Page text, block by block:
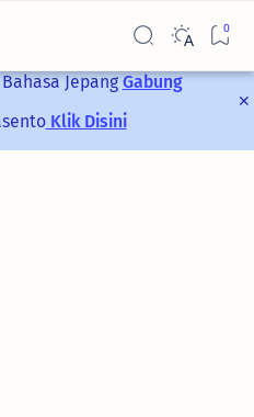
Bahasa JepangGabung
Klik Disini